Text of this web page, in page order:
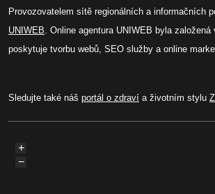
Provozovatelem sítě regionálních a informačních
UNIWEB. Online agentura UNIWEB byla založená
poskytuje tvorbu webů, SEO služby a online
Sledujte také náš portál o zdraví a životním stylu
+
−